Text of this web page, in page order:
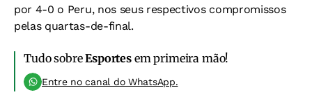
por 4-0 o Peru, nos seus respectivos compromissos
pelas quartas-de-final.
Tudo sobreEsportesem primeira mão!
Entre no canal do WhatsApp.